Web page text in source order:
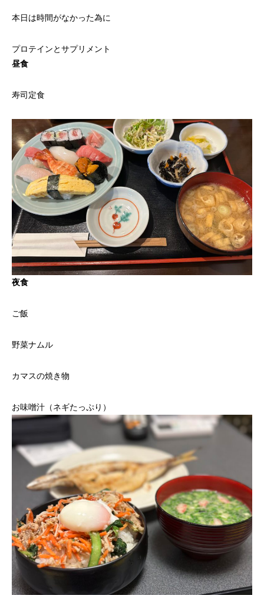
本日は時間がなかった為に
プロテインとサプリメント
昼食
寿司定食
夜食
ご飯
野菜ナムル
カマスの焼き物
お味噌汁（ネギたっぷり）